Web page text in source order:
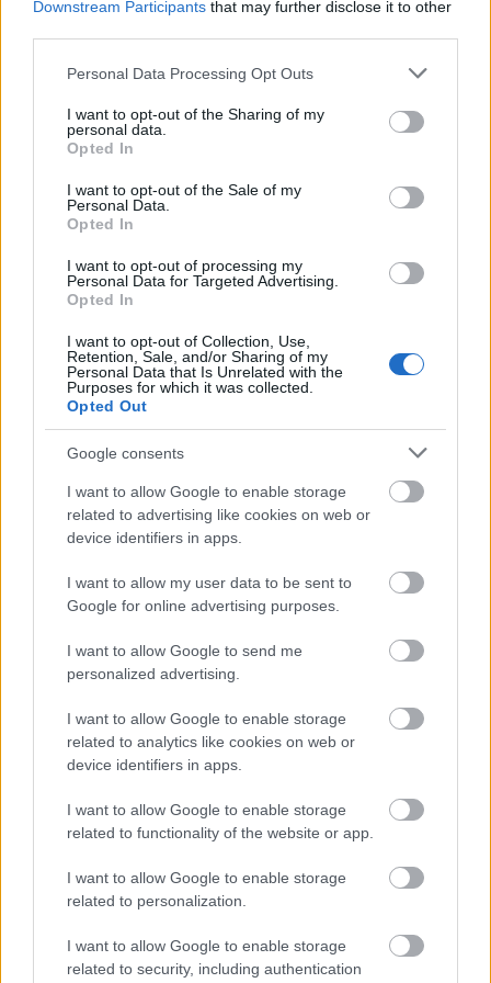
Downstream Participants that may further disclose it to other
Please note that this website/app uses one or more Google
not limited to your visit or usage behaviour. You may click to
grant or deny consent to Google and its third-party tags to
use your data for below specified purposes in below Google
consent section.
Personal Data Processing Opt Outs
I want to opt-out of the Sharing of my
personal data.
Opted In
I want to opt-out of the Sale of my
Personal Data.
Opted In
I want to opt-out of processing my
Personal Data for Targeted Advertising.
Opted In
I want to opt-out of Collection, Use,
Retention, Sale, and/or Sharing of my
Personal Data that Is Unrelated with the
Purposes for which it was collected.
Opted Out
Google consents
I want to allow Google to enable storage
related to advertising like cookies on web or
device identifiers in apps.
I want to allow my user data to be sent to
Google for online advertising purposes.
I want to allow Google to send me
personalized advertising.
I want to allow Google to enable storage
related to analytics like cookies on web or
device identifiers in apps.
I want to allow Google to enable storage
related to functionality of the website or app.
I want to allow Google to enable storage
related to personalization.
I want to allow Google to enable storage
related to security, including authentication
Sajtkrémleves fokhagymásan,
tejszínnel.
Takács Gyuláné Erzsike•2024. április 16.
Sajtkrémleves fokhagymásan, tejszínnel.
Nagyon egészséges leves, tele vitaminnal a sok fokhagymától.
Hozzávalók 4 ...